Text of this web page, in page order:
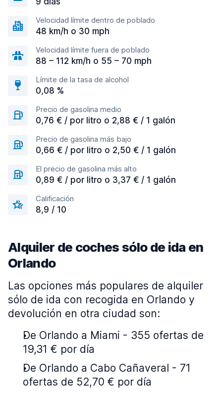
Velocidad límite dentro de poblado
48 km/h o 30 mph
Velocidad límite fuera de poblado
88 – 112 km/h o 55 – 70 mph
Límite de la tasa de alcohol
0,08 %
Precio de gasolina medio
0,76 € / por litro o 2,88 € / 1 galón
Precio de gasolina más bajo
0,66 € / por litro o 2,50 € / 1 galón
El precio de gasolina más alto
0,89 € / por litro o 3,37 € / 1 galón
Calificación
8,9 / 10
Alquiler de coches sólo de ida en
Orlando
Las opciones más populares de alquiler
sólo de ida con recogida en Orlando y
devolución en otra ciudad son:
De Orlando a Miami - 355 ofertas de
19,31 € por día
De Orlando a Cabo Cañaveral - 71
ofertas de 52,70 € por día